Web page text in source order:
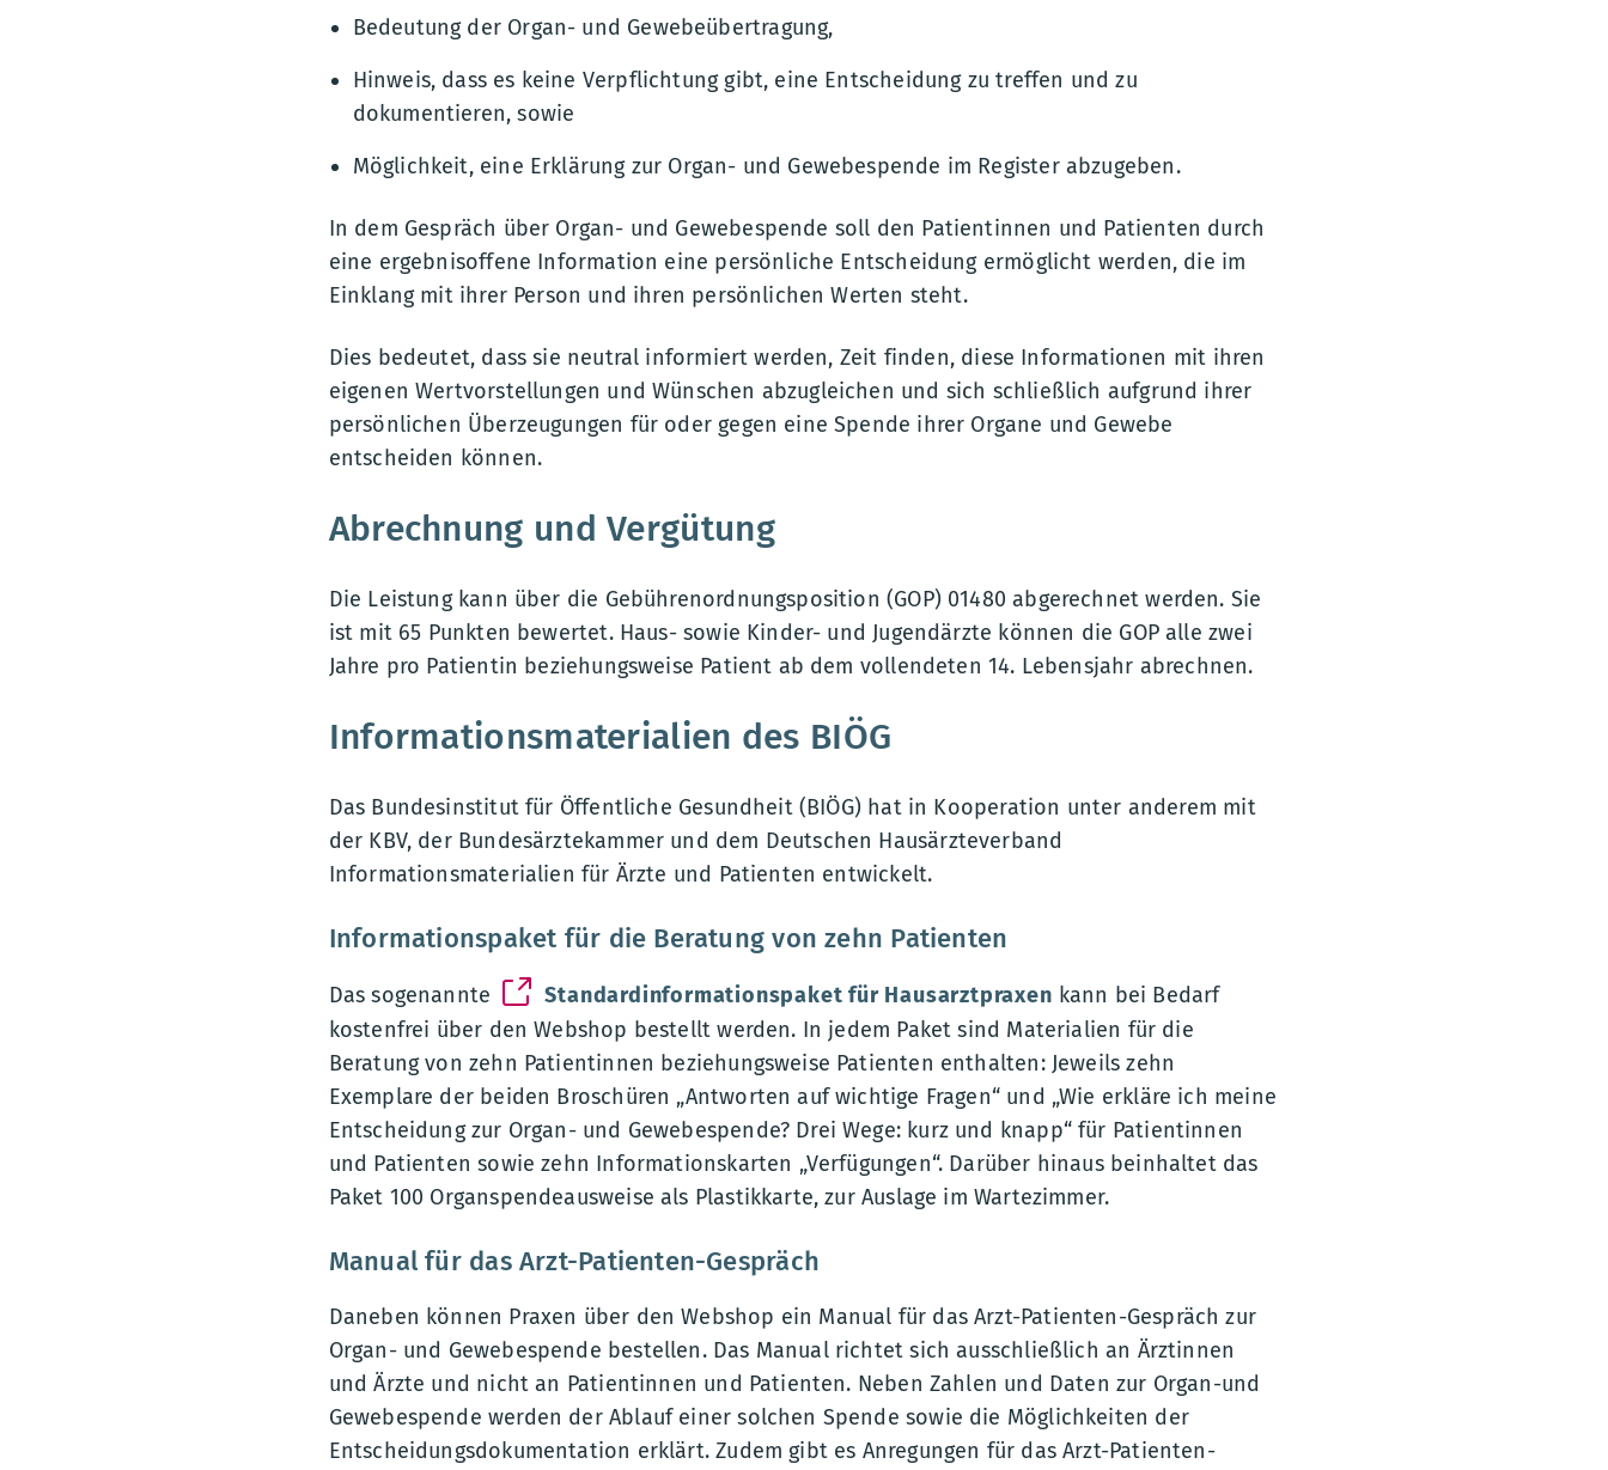
Bedeutung der Organ- und Gewebeübertragung,
Hinweis, dass es keine Verpflichtung gibt, eine Entscheidung zu treffen und zu
dokumentieren, sowie
Möglichkeit, eine Erklärung zur Organ- und Gewebespende im Register abzugeben.
In dem Gespräch über Organ- und Gewebespende soll den Patientinnen und Patienten durch
eine ergebnisoffene Information eine persönliche Entscheidung ermöglicht werden, die im
Einklang mit ihrer Person und ihren persönlichen Werten steht.
Dies bedeutet, dass sie neutral informiert werden, Zeit finden, diese Informationen mit ihren
eigenen Wertvorstellungen und Wünschen abzugleichen und sich schließlich aufgrund ihrer
persönlichen Überzeugungen für oder gegen eine Spende ihrer Organe und Gewebe
entscheiden können.
Abrechnung und Vergütung
Die Leistung kann über die Gebührenordnungsposition (GOP) 01480 abgerechnet werden. Sie
ist mit 65 Punkten bewertet. Haus- sowie Kinder- und Jugendärzte können die GOP alle zwei
Jahre pro Patientin beziehungsweise Patient ab dem vollendeten 14. Lebensjahr abrechnen.
Informationsmaterialien des BIÖG
Das Bundesinstitut für Öffentliche Gesundheit (BIÖG) hat in Kooperation unter anderem mit
der KBV, der Bundesärztekammer und dem Deutschen Hausärzteverband
Informationsmaterialien für Ärzte und Patienten entwickelt.
Informationspaket für die Beratung von zehn Patienten
Das sogenannte Standardinformationspaket für Hausarztpraxen kann bei Bedarf
kostenfrei über den Webshop bestellt werden. In jedem Paket sind Materialien für die
Beratung von zehn Patientinnen beziehungsweise Patienten enthalten: Jeweils zehn
Exemplare der beiden Broschüren „Antworten auf wichtige Fragen“ und „Wie erkläre ich meine
Entscheidung zur Organ- und Gewebespende? Drei Wege: kurz und knapp“ für Patientinnen
und Patienten sowie zehn Informationskarten „Verfügungen“. Darüber hinaus beinhaltet das
Paket 100 Organspendeausweise als Plastikkarte, zur Auslage im Wartezimmer.
Manual für das Arzt-Patienten-Gespräch
Daneben können Praxen über den Webshop ein Manual für das Arzt-Patienten-Gespräch zur
Organ- und Gewebespende bestellen. Das Manual richtet sich ausschließlich an Ärztinnen
und Ärzte und nicht an Patientinnen und Patienten. Neben Zahlen und Daten zur Organ-und
Gewebespende werden der Ablauf einer solchen Spende sowie die Möglichkeiten der
Entscheidungsdokumentation erklärt. Zudem gibt es Anregungen für das Arzt-Patienten-